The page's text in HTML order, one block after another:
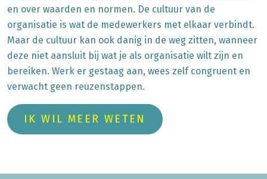
en over waarden en normen. De cultuur van de
organisatie is wat de medewerkers met elkaar verbindt.
Maar de cultuur kan ook danig in de weg zitten, wanneer
deze niet aansluit bij wat je als organisatie wilt zijn en
bereiken. Werk er gestaag aan, wees zelf congruent en
verwacht geen reuzenstappen.
IK WIL MEER WETEN